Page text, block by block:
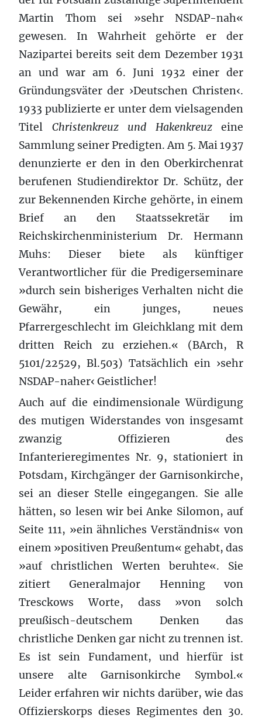
Martin Thom sei »sehr NSDAP-nah«
gewesen. In Wahrheit gehörte er der
Nazipartei bereits seit dem Dezember 1931
an und war am 6. Juni 1932 einer der
Gründungsväter der ›Deutschen Christen‹.
1933 publizierte er unter dem vielsagenden
Titel Christenkreuz und Hakenkreuzeine
Sammlung seiner Predigten. Am 5. Mai 1937
denunzierte er den in den Oberkirchenrat
berufenen Studiendirektor Dr. Schütz, der
zur Bekennenden Kirche gehörte, in einem
Brief an den Staatssekretär im
Reichskirchenministerium Dr. Hermann
Muhs: Dieser biete als künftiger
Verantwortlicher für die Predigerseminare
»durch sein bisheriges Verhalten nicht die
Gewähr, ein junges, neues
Pfarrergeschlecht im Gleichklang mit dem
dritten Reich zu erziehen.« (BArch, R
5101/22529, Bl.503) Tatsächlich ein ›sehr
NSDAP-naher‹ Geistlicher!
Auch auf die eindimensionale Würdigung
des mutigen Widerstandes von insgesamt
zwanzig Offizieren des
Infanterieregimentes Nr. 9, stationiert in
Potsdam, Kirchgänger der Garnisonkirche,
sei an dieser Stelle eingegangen. Sie alle
hätten, so lesen wir bei Anke Silomon, auf
Seite 111, »ein ähnliches Verständnis« von
einem »positiven Preußentum« gehabt, das
»auf christlichen Werten beruhte«. Sie
zitiert Generalmajor Henning von
Tresckows Worte, dass »von solch
preußisch-deutschem Denken das
christliche Denken gar nicht zu trennen ist.
Es ist sein Fundament, und hierfür ist
unsere alte Garnisonkirche Symbol.«
Leider erfahren wir nichts darüber, wie das
Offizierskorps dieses Regimentes den 30.